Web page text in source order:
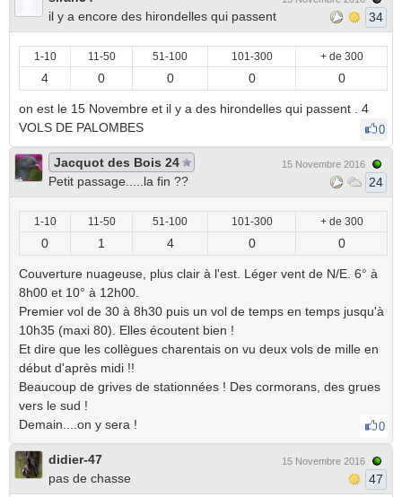
il y a encore des hirondelles qui passent
34
1-10 11-50 51-100 101-300 + de 300
4 0 0 0 0
on est le 15 Novembre et il y a des hirondelles qui passent . 4
VOLS DE PALOMBES
0
Jacquot des Bois 24
Petit passage.....la fin ??
15 Novembre 2016
24
1-10 11-50 51-100 101-300 + de 300
0 1 4 0 0
Couverture nuageuse, plus clair à l'est. Léger vent de N/E. 6° à
8h00 et 10° à 12h00.
Premier vol de 30 à 8h30 puis un vol de temps en temps jusqu'à
10h35 (maxi 80). Elles écoutent bien !
Et dire que les collègues charentais on vu deux vols de mille en
début d'après midi !!
Beaucoup de grives de stationnées ! Des cormorans, des grues
vers le sud !
Demain....on y sera !
0
didier-47
pas de chasse
15 Novembre 2016
47